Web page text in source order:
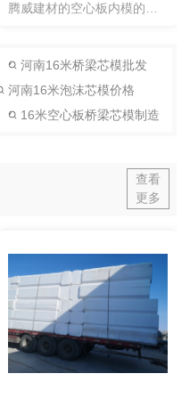
腾威建材的空心板内模的使用方法：一次性芯模采用一次布设，内模放入不用取出一次性使用，预制板一次浇筑成型的方式。即在预制板钢筋安装及外模加固完成后，暂不安装封端混凝土横向钢筋，先将用透明胶带对接至设计长...
河南16米桥梁芯模批发
河南16米泡沫芯模价格
16米空心板桥梁芯模制造
查看
更多